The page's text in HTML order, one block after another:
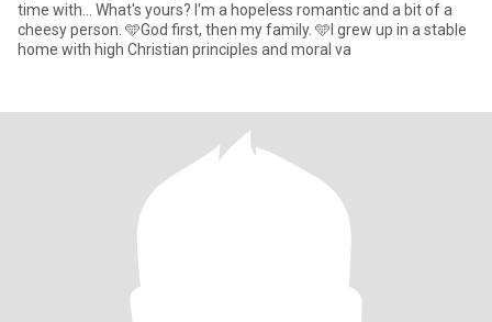
time with... What's yours? I'm a hopeless romantic and a bit of a
cheesy person. 🩵God first, then my family. 🩵I grew up in a stable
home with high Christian principles and moral va